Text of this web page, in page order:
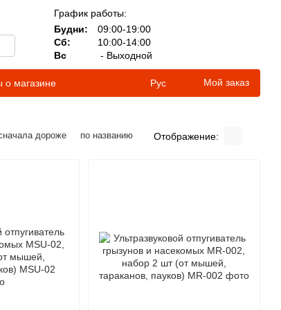
График работы:
Будни:
09:00-19:00
Сб:
10:00-14:00
Вс
- Выходной
о магазине
Рус Мой заказ
дороже по названию Отображение: